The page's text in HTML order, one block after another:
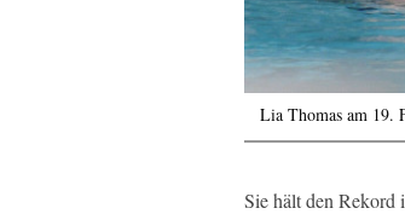
Lia Thomas am 19.
Sie hält den Rekord